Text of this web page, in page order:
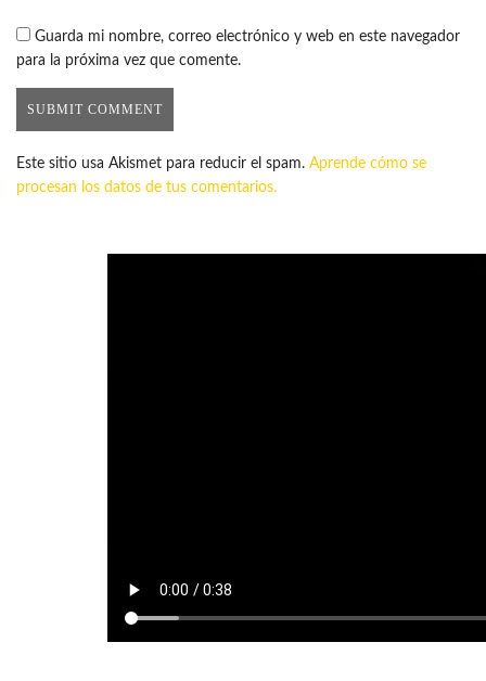
Guarda mi nombre, correo electrónico y web en este navegador
para la próxima vez que comente.
Este sitio usa Akismet para reducir el spam. Aprende cómo se
procesan los datos de tus comentarios.